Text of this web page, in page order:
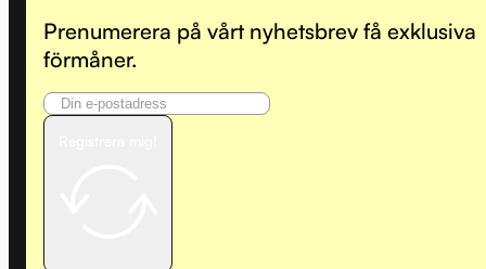
Prenumerera på vårt nyhetsbrev få exklusiva
förmåner.